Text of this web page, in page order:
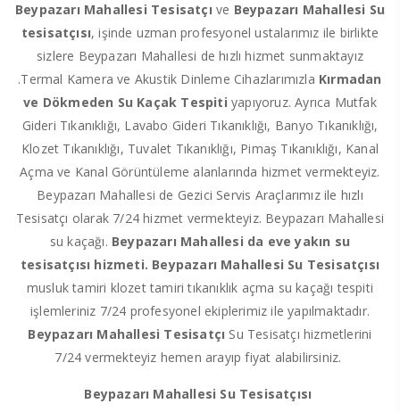
Beypazarı Mahallesi Tesisatçı ve Beypazarı Mahallesi Su
tesisatçısı, işinde uzman profesyonel ustalarımız ile birlikte
sizlere Beypazarı Mahallesi de hızlı hizmet sunmaktayız
.Termal Kamera ve Akustik Dinleme Cihazlarımızla Kırmadan
ve Dökmeden Su Kaçak Tespiti yapıyoruz. Ayrıca Mutfak
Gideri Tıkanıklığı, Lavabo Gideri Tıkanıklığı, Banyo Tıkanıklığı,
Klozet Tıkanıklığı, Tuvalet Tıkanıklığı, Pimaş Tıkanıklığı, Kanal
Açma ve Kanal Görüntüleme alanlarında hizmet vermekteyiz.
Beypazarı Mahallesi de Gezici Servis Araçlarımız ile hızlı
Tesisatçı olarak 7/24 hizmet vermekteyiz. Beypazarı Mahallesi
su kaçağı. Beypazarı Mahallesi da eve yakın su
tesisatçısı hizmeti. Beypazarı Mahallesi Su Tesisatçısı
musluk tamiri klozet tamiri tıkanıklık açma su kaçağı tespiti
işlemleriniz 7/24 profesyonel ekiplerimiz ile yapılmaktadır.
Beypazarı Mahallesi Tesisatçı Su Tesisatçı hizmetlerini
7/24 vermekteyiz hemen arayıp fiyat alabilirsiniz.
Beypazarı Mahallesi Su Tesisatçısı